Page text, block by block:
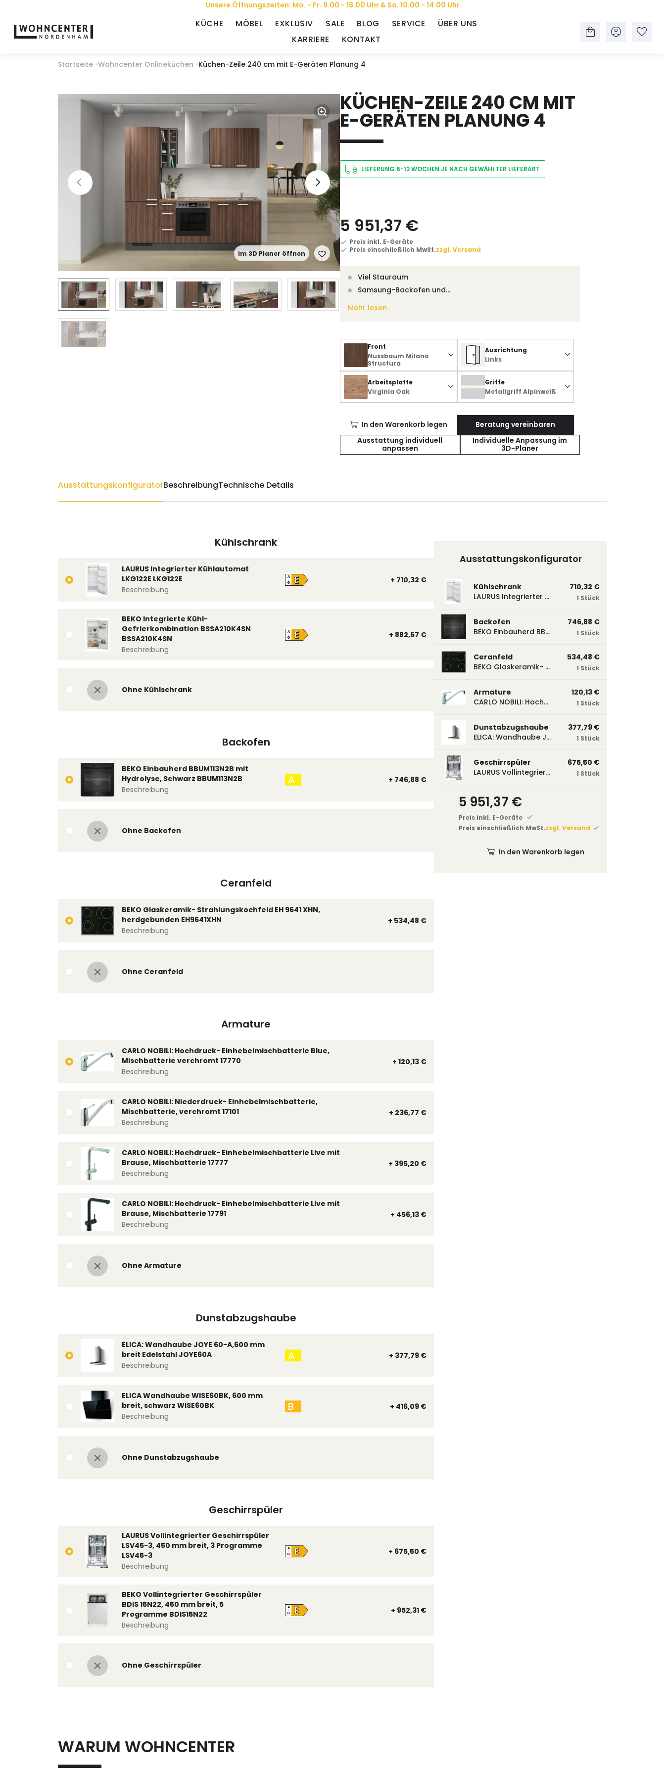
Unsere Öffnungszeiten: Mo. - Fr. 9.00 - 18.00 Uhr & Sa. 10.00 - 14.00 Uhr
KÜCHE MÖBEL EXKLUSIV SALE BLOG SERVICE
ÜBER UNS
KARRIERE
KONTAKT
Startseite Wohncenter Onlineküchen Küchen-Zeile 240 cm mit E-Geräten Planung 4
im 3D Planer öffnen
KÜCHEN-ZEILE 240 CM MIT
E-GERÄTEN PLANUNG 4
LIEFERUNG 6-12 WOCHEN JE NACH GEWÄHLTER LIEFERART
5 951,37 €
Preis inkl. E-Geräte
Preis einschließlich MwSt.zzgl. Versand
Viel Stauraum
Samsung-Backofen und…
Mehr lesen
Front
Nussbaum Milano
Structura
Ausrichtung
Links
Arbeitsplatte
Virginia Oak
Griffe
Metallgriff Alpinweiß
In den Warenkorb legen
Beratung vereinbaren
Ausstattung individuell
anpassen
Individuelle Anpassung im
3D-Planer
AusstattungskonfiguratorBeschreibungTechnische Details
Kühlschrank
LAURUS Integrierter Kühlautomat
LKG122E LKG122E
Beschreibung
A
↑
G E + 710,32 €
BEKO Integrierte Kühl-
Gefrierkombination BSSA210K4SN
BSSA210K4SN
Beschreibung
A
↑
G E + 882,67 €
Ohne Kühlschrank
Backofen
BEKO Einbauherd BBUM113N2B mit
Hydrolyse, Schwarz BBUM113N2B
Beschreibung
A + 746,88 €
Ohne Backofen
Ceranfeld
BEKO Glaskeramik- Strahlungskochfeld EH 9641 XHN,
herdgebunden EH9641XHN
Beschreibung
+ 534,48 €
Ohne Ceranfeld
Armature
CARLO NOBILI: Hochdruck- Einhebelmischbatterie Blue,
Mischbatterie verchromt 17770
Beschreibung
+ 120,13 €
CARLO NOBILI: Niederdruck- Einhebelmischbatterie,
Mischbatterie, verchromt 17101
Beschreibung
+ 236,77 €
CARLO NOBILI: Hochdruck- Einhebelmischbatterie Live mit
Brause, Mischbatterie 17777
Beschreibung
+ 395,20 €
CARLO NOBILI: Hochdruck- Einhebelmischbatterie Live mit
Brause, Mischbatterie 17791
Beschreibung
+ 456,13 €
Ohne Armature
Dunstabzugshaube
ELICA: Wandhaube JOYE 60-A,600 mm
breit Edelstahl JOYE60A
Beschreibung
A + 377,79 €
ELICA Wandhaube WISE60BK, 600 mm
breit, schwarz WISE60BK
Beschreibung
B + 416,09 €
Ohne Dunstabzugshaube
Geschirrspüler
LAURUS Vollintegrierter Geschirrspüler
LSV45-3, 450 mm breit, 3 Programme
LSV45-3
Beschreibung
A
↑
G E + 675,50 €
BEKO Vollintegrierter Geschirrspüler
BDIS 15N22, 450 mm breit, 5
Programme BDIS15N22
Beschreibung
A
↑
G E + 952,31 €
Ohne Geschirrspüler
Ausstattungskonfigurator
Kühlschrank
LAURUS Integrierter Kühlautomat LKG122E LKG122E
710,32 €
1 Stück
Backofen
BEKO Einbauherd BBUM113N2B mit Hydrolyse, Schwarz BBUM113N2B
746,88 €
1 Stück
Ceranfeld
BEKO Glaskeramik- Strahlungskochfeld EH 9641 XHN, herdgebunden EH9641XHN
534,48 €
1 Stück
Armature
CARLO NOBILI: Hochdruck- Einhebelmischbatterie Blue, Mischbatterie verchromt 17770
120,13 €
1 Stück
Dunstabzugshaube
ELICA: Wandhaube JOYE 60-A,600 mm breit Edelstahl JOYE60A
377,79 €
1 Stück
Geschirrspüler
LAURUS Vollintegrierter Geschirrspüler LSV45-3, 450 mm breit, 3 Programme LSV45-3
675,50 €
1 Stück
5 951,37 €
Preis inkl. E-Geräte
Preis einschließlich MwSt.zzgl. Versand
In den Warenkorb legen
WARUM WOHNCENTER